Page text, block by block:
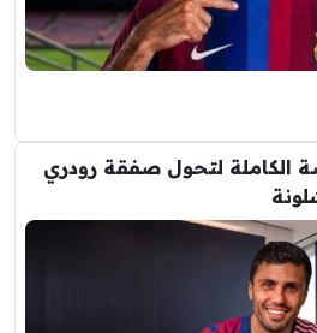
الكاملة لتحول صفقة رودري